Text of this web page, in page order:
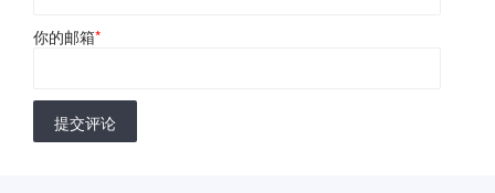
你的邮箱*
提交评论